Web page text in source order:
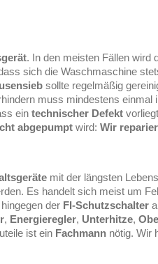
. In den meisten Fällen wird
sich die Waschmaschine
sollte regelmäßig
muss mindestens einmal
ein technischer Defekt
abgepumpt wird: Wir
mit der längsten
Es handelt sich meist um
der FI-Schutzschalter
, Energieregler, Unterhitze,
ist ein Fachmann nötig. Wir